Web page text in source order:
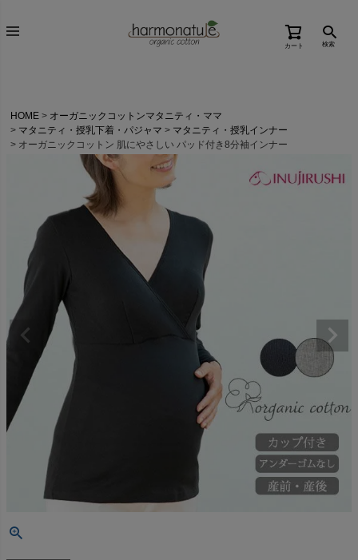
カート 検索
HOME
オーガニックコットンマタニティ・ママ
マタニティ・授乳下着・パジャマ
マタニティ・授乳インナー
オーガニックコットン 肌にやさしい パッド付き8分袖インナー